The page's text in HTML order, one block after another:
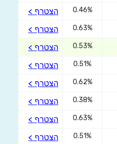
0.46% הצטרף >
0.63% הצטרף >
0.53% הצטרף >
0.51% הצטרף >
0.62% הצטרף >
0.38% הצטרף >
0.63% הצטרף >
0.51% הצטרף >